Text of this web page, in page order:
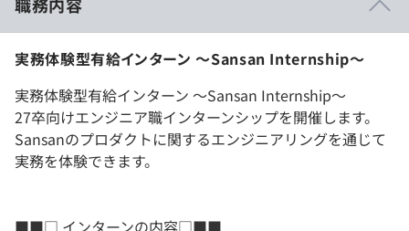
職務内容
実務体験型有給インターン 〜Sansan Internship〜
実務体験型有給インターン 〜Sansan Internship〜
27卒向けエンジニア職インターンシップを開催します。
Sansanのプロダクトに関するエンジニアリングを通じて
実務を体験できます。